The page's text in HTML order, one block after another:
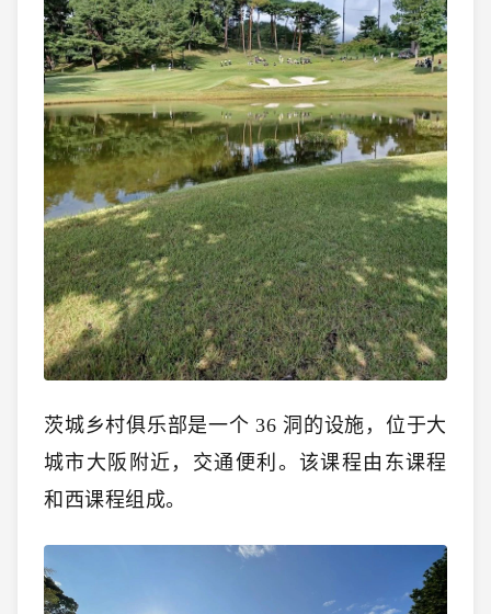
茨城乡村俱乐部是一个 36 洞的设施，位于大
城市大阪附近，交通便利。该课程由东课程
和西课程组成。